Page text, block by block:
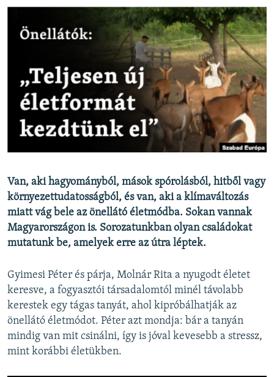
SZABADON
TÁRSADALOM
A PÉNZ NYOMÁBAN
EURÓPAI UNIÓ
VILÁG
KÖVESSEN MINKET!
Van, aki hagyományból, mások spórolásból, hitből vagy
környezettudatosságból, és van, aki a klímaváltozás
miatt vág bele az önellátó életmódba. Sokan vannak
Magyarországon is. Sorozatunkban olyan családokat
mutatunk be, amelyek erre az útra léptek.
Gyimesi Péter és párja, Molnár Rita a nyugodt életet
keresve, a fogyasztói társadalomtól minél távolabb
kerestek egy tágas tanyát, ahol kipróbálhatják az
önellátó életmódot. Péter azt mondja: bár a tanyán
mindig van mit csinálni, így is jóval kevesebb a stressz,
mint korábbi életükben.